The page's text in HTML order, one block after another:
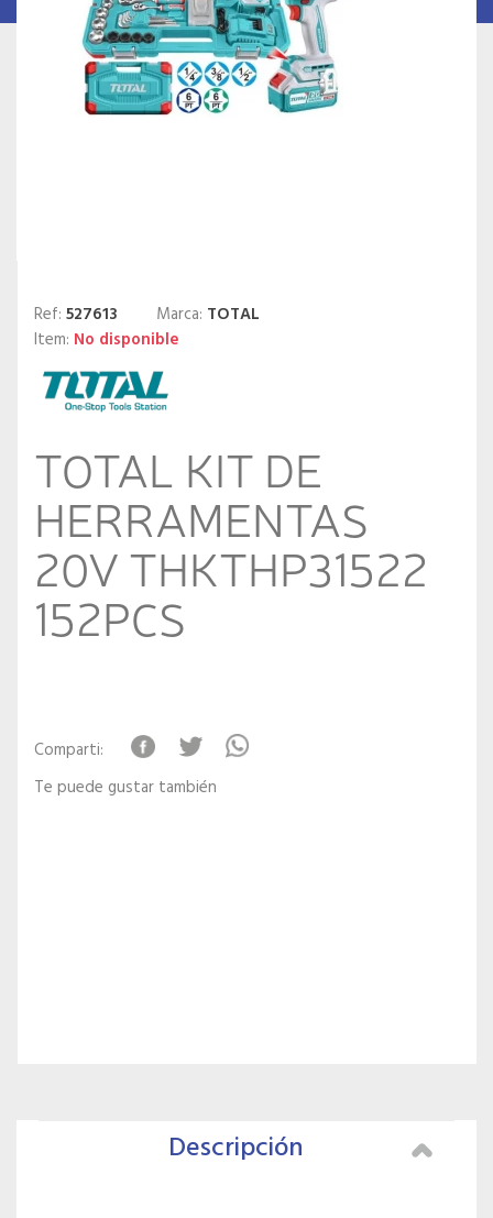
Ref: 527613 Marca: TOTAL
Item: No disponible
TOTAL KIT DE
HERRAMENTAS
20V THKTHP31522
152PCS
Comparti:
Te puede gustar también
Descripción